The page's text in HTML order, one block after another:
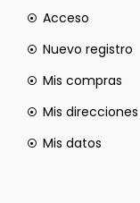
Acceso
Nuevo registro
Mis compras
Mis direcciones
Mis datos